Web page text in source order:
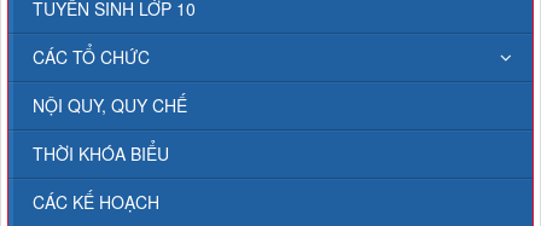
TUYỂN SINH LỚP 10
CÁC TỔ CHỨC
NỘI QUY, QUY CHẾ
THỜI KHÓA BIỂU
CÁC KẾ HOẠCH